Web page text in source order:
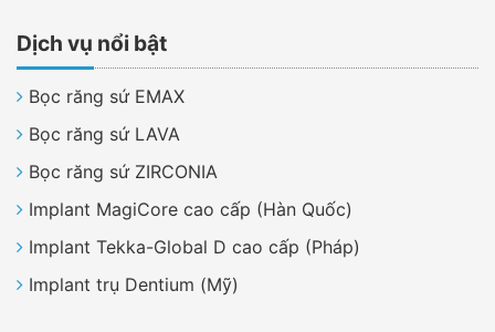
Dịch vụ nổi bật
Bọc răng sứ EMAX
Bọc răng sứ LAVA
Bọc răng sứ ZIRCONIA
Implant MagiCore cao cấp (Hàn Quốc)
Implant Tekka-Global D cao cấp (Pháp)
Implant trụ Dentium (Mỹ)